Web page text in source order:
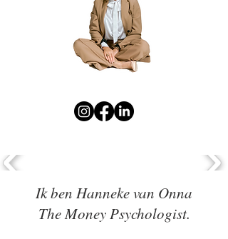
Ik ben Hanneke van Onna
The Money Psychologist.